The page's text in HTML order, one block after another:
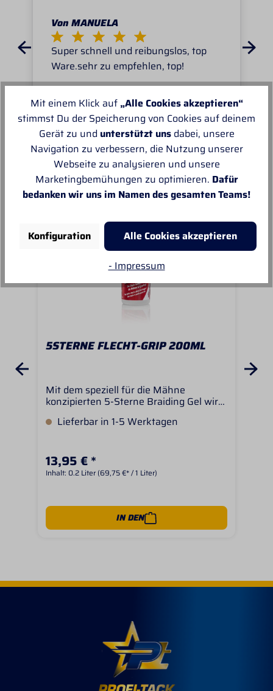
Von MANUELA
Super schnell und reibungslos, top
Ware.sehr zu empfehlen, top!
Unsere Empfehlungen
5STERNE FLECHT-GRIP 200ML
Mit dem speziell für die Mähne
konzipierten 5-Sterne Braiding Gel wird
erleichert. Das Gel entwirrt, pflegt und
erhalten perfekte Griffigkeit. Die Zöpfe
halten länger - die Mähne ist gepflegt.
Lieferbar in 1-5 Werktagen
13,95 € *
Inhalt: 0.2 Liter (69,75 €* / 1 Liter)
IN DEN
Mit einem Klick auf „Alle Cookies akzeptieren“
stimmst Du der Speicherung von Cookies auf deinem
Gerät zu und unterstützt unsdabei, unsere
Navigation zu verbessern, die Nutzung unserer
Webseite zu analysieren und unsere
Marketingbemühungen zu optimieren. Dafür
bedanken wir uns im Namen des gesamten Teams!
Konfiguration
Alle Cookies akzeptieren
- Impressum